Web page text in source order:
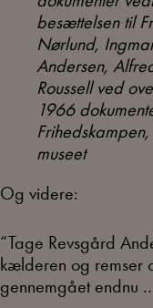
besættelsen til
Nørlund,
Andersen,
Roussell ved
1966
museet
Og videre:
“Tage Revsgård
kælderen og remser
gennemgået endnu